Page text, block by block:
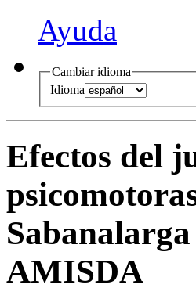
Ayuda
Cambiar idioma
Idioma
Efectos del
AMISDA